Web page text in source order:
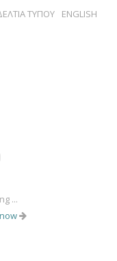
ΤΥΠΟΥ
ENGLISH
...